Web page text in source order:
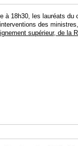
à 18h30, les lauréats du
des
supérieur, de la